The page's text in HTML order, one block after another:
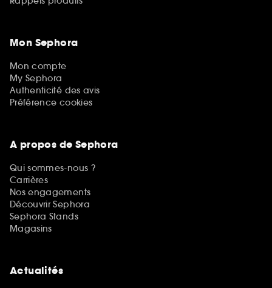
Mon Sephora
Mon compte
My Sephora
Authenticité des avis
Préférence cookies
A propos de Sephora
Qui sommes-nous ?
Carrières
Nos engagements
Découvrir Sephora
Sephora Stands
Magasins
Actualités